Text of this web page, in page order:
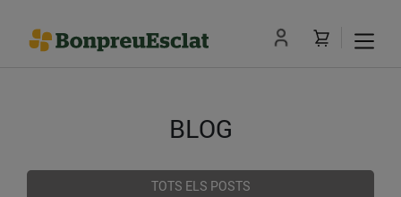
BLOG
TOTS ELS POSTS